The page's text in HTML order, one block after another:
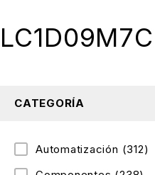
LC1D09M7C
CATEGORÍA
Automatización (312)